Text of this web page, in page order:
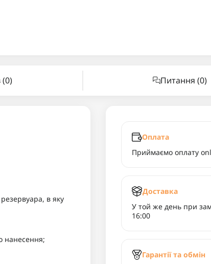
(0) Питання (0)
в яку
нанесення;
Оплата
Приймаємо оплату
Доставка
У той же день при
16:00
Гарантії та обмін